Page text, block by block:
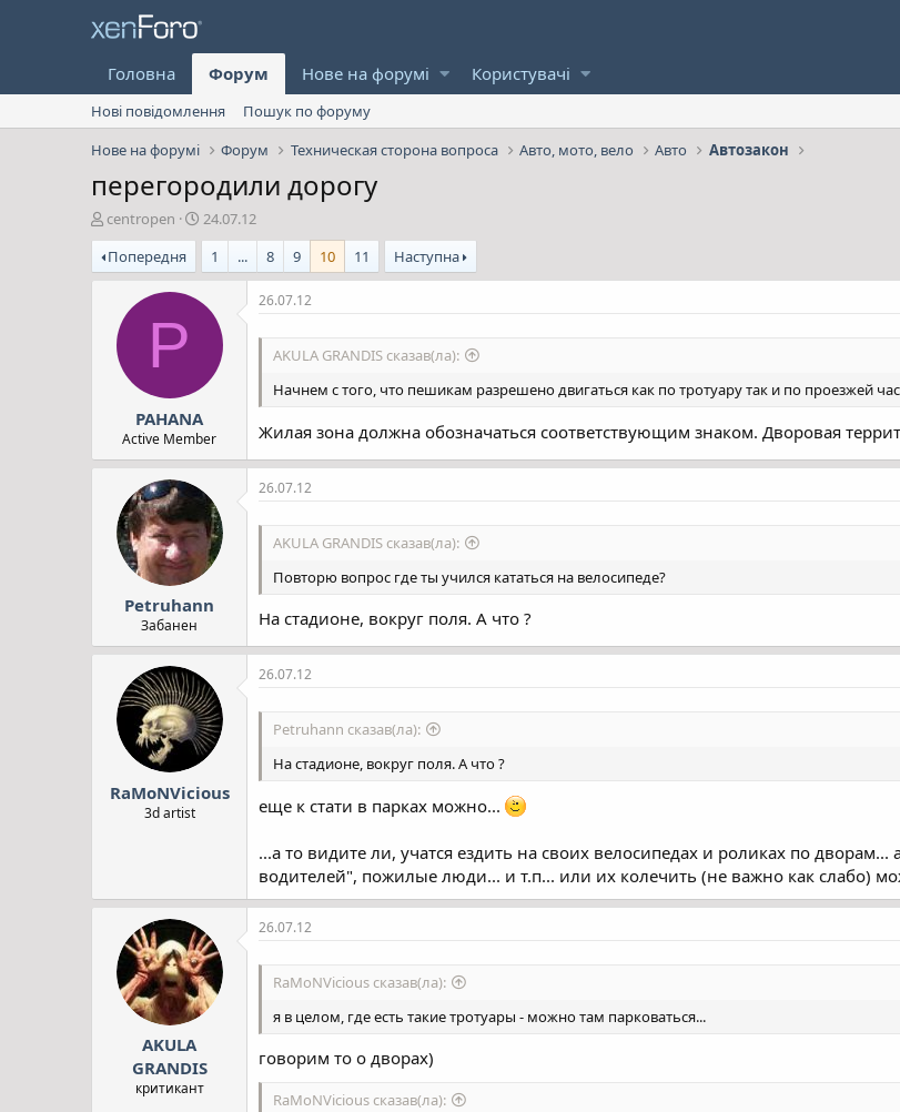
Головна Форум Нове на форумі Користувачі
Нові повідомлення
Пошук по форуму
Нове на форумі
Форум Техническая сторона вопроса Авто, мото, вело Авто Автозакон
перегородили дорогу
А
в
т
о
centropen
Д
а
а
р
н
н
я
24.07.12
Попередня
1 ... 8 9 10 11 Наступна
P
PAHANA
Active Member
26.07.12
AKULA GRANDIS сказав(ла):
Начнем с того, что пешикам разрешено двигаться как по тротуару так и по проезжей
Жилая зона должна обозначаться соответствующим знаком. Дворовая
Petruhann
Забанен
26.07.12
AKULA GRANDIS сказав(ла):
Повторю вопрос где ты учился кататься на велосипеде?
На стадионе, вокруг поля. А что ?
RaMoNVicious
3d artist
26.07.12
Petruhann сказав(ла):
На стадионе, вокруг поля. А что ?
еще к стати в парках можно...
...а то видите ли, учатся ездить на своих велосипедах и роликах по
водителей", пожилые люди... и т.п... или их колечить (не важно как слабо)
AKULA
GRANDIS
критикант
26.07.12
RaMoNVicious сказав(ла):
я в целом, где есть такие тротуары - можно там парковаться...
говорим то о дворах)
RaMoNVicious сказав(ла):